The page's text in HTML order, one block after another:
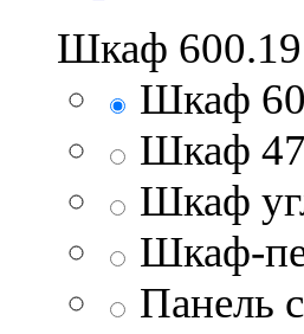
Шкаф 600.19
Шкаф
Шкаф
Шкаф
Шкаф-
Панель